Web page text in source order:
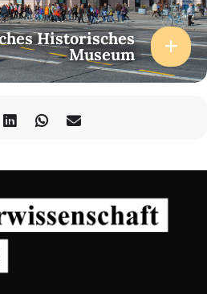
Historisches
Museum